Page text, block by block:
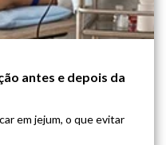
antes e depois da
em jejum, o que evitar